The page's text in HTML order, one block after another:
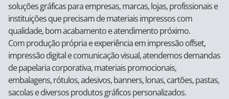
soluções gráficas para empresas, marcas, lojas, profissionais e
instituições que precisam de materiais impressos com
qualidade, bom acabamento e atendimento próximo.
Com produção própria e experiência em impressão offset,
impressão digital e comunicação visual, atendemos demandas
de papelaria corporativa, materiais promocionais,
embalagens, rótulos, adesivos, banners, lonas, cartões, pastas,
sacolas e diversos produtos gráficos personalizados.